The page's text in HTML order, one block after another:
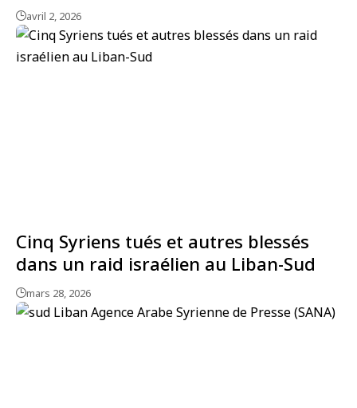
avril 2, 2026
Cinq Syriens tués et autres blessés
dans un raid israélien au Liban-Sud
mars 28, 2026